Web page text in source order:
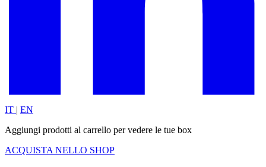
IT
EN
Aggiungi prodotti al carrello per vedere le tue box
ACQUISTA NELLO SHOP